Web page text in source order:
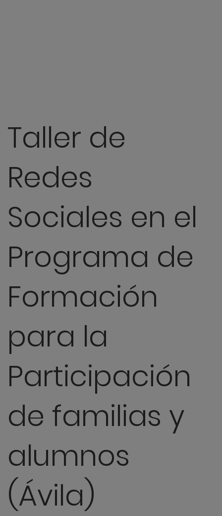
Taller de
Redes
Sociales en el
Programa de
Formación
para la
Participación
de familias y
alumnos
(Ávila)